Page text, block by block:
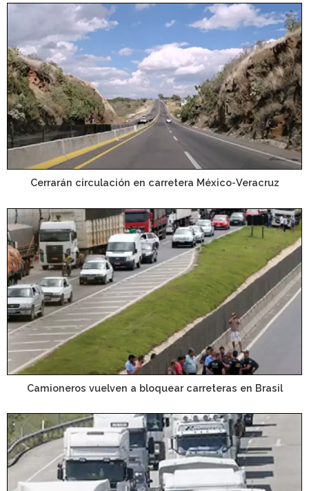
Cerrarán circulación en carretera México-Veracruz
Camioneros vuelven a bloquear carreteras en Brasil